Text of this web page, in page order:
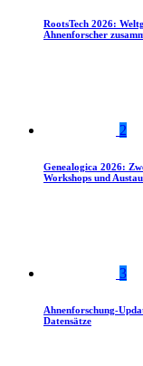
RootsTech 2026:
Ahnenforscher
2
Genealogica 2026:
Workshops und
3
Ahnenforschung-
Datensätze